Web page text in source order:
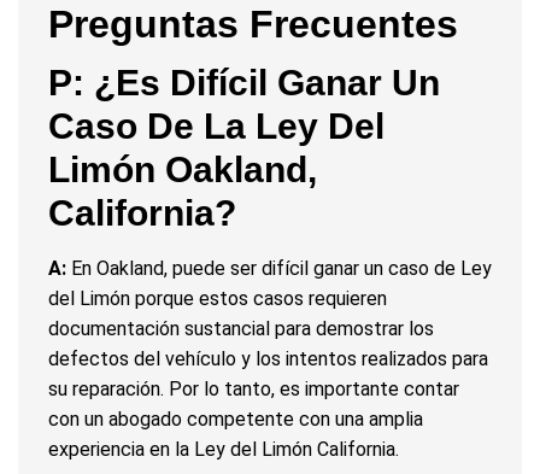
Preguntas Frecuentes
P: ¿Es Difícil Ganar Un
Caso De La Ley Del
Limón Oakland,
California?
A: En Oakland, puede ser difícil ganar un caso de Ley
del Limón porque estos casos requieren
documentación sustancial para demostrar los
defectos del vehículo y los intentos realizados para
su reparación. Por lo tanto, es importante contar
con un abogado competente con una amplia
experiencia en la Ley del Limón California.